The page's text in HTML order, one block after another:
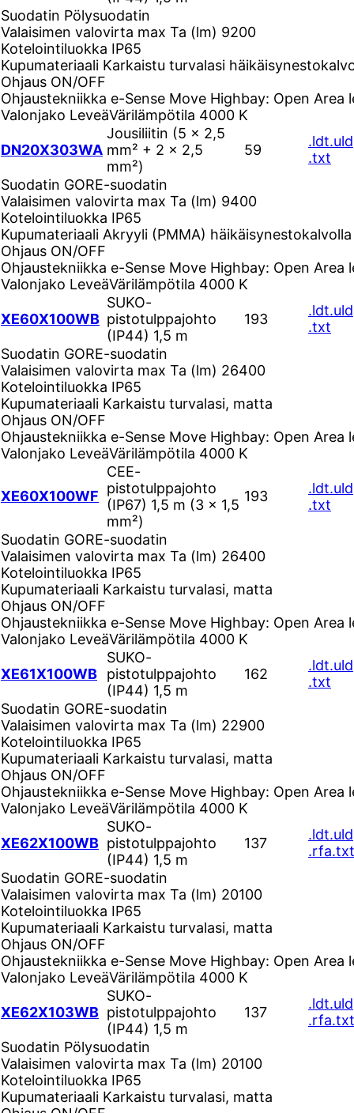
Suodatin Pölysuodatin
Valaisimen valovirta max Ta (lm) 9200
Kotelointiluokka IP65
Kupumateriaali Karkaistu turvalasi
Ohjaus ON/OFF
Ohjaustekniikka e-Sense Move Highbay: Open Area
Valonjako LeveäVärilämpötila 4000 K
DN20X303WA
Jousiliitin (5 × 2,5
mm² + 2 × 2,5
mm²)
59
.ldt.uld
.txt
Suodatin GORE-suodatin
Valaisimen valovirta max Ta (lm) 9400
Kotelointiluokka IP65
Kupumateriaali Akryyli (PMMA) häikäisynestokalvolla
Ohjaus ON/OFF
Ohjaustekniikka e-Sense Move Highbay: Open Area
Valonjako LeveäVärilämpötila 4000 K
XE60X100WB
SUKO-
pistotulppajohto
(IP44) 1,5 m
193
.ldt.uld
.txt
Suodatin GORE-suodatin
Valaisimen valovirta max Ta (lm) 26400
Kotelointiluokka IP65
Kupumateriaali Karkaistu turvalasi, matta
Ohjaus ON/OFF
Ohjaustekniikka e-Sense Move Highbay: Open Area
Valonjako LeveäVärilämpötila 4000 K
XE60X100WF
CEE-
pistotulppajohto
(IP67) 1,5 m (3 × 1,5
mm²)
193 .ldt.uld
.txt
Suodatin GORE-suodatin
Valaisimen valovirta max Ta (lm) 26400
Kotelointiluokka IP65
Kupumateriaali Karkaistu turvalasi, matta
Ohjaus ON/OFF
Ohjaustekniikka e-Sense Move Highbay: Open Area
Valonjako LeveäVärilämpötila 4000 K
XE61X100WB
SUKO-
pistotulppajohto
(IP44) 1,5 m
162
.ldt.uld
.txt
Suodatin GORE-suodatin
Valaisimen valovirta max Ta (lm) 22900
Kotelointiluokka IP65
Kupumateriaali Karkaistu turvalasi, matta
Ohjaus ON/OFF
Ohjaustekniikka e-Sense Move Highbay: Open Area
Valonjako LeveäVärilämpötila 4000 K
XE62X100WB
SUKO-
pistotulppajohto
(IP44) 1,5 m
137
.ldt.uld
.rfa.txt
Suodatin GORE-suodatin
Valaisimen valovirta max Ta (lm) 20100
Kotelointiluokka IP65
Kupumateriaali Karkaistu turvalasi, matta
Ohjaus ON/OFF
Ohjaustekniikka e-Sense Move Highbay: Open Area
Valonjako LeveäVärilämpötila 4000 K
XE62X103WB
SUKO-
pistotulppajohto
(IP44) 1,5 m
137
.ldt.uld
.rfa.txt
Suodatin Pölysuodatin
Valaisimen valovirta max Ta (lm) 20100
Kotelointiluokka IP65
Kupumateriaali Karkaistu turvalasi, matta